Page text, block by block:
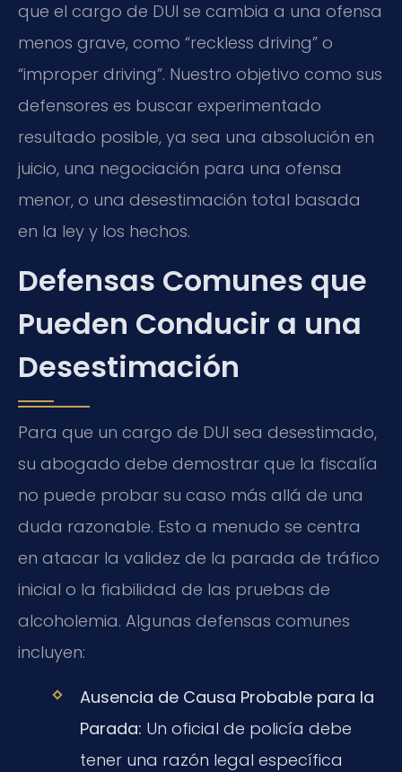
que el cargo de DUI se cambia a una ofensa
menos grave, como “reckless driving” o
“improper driving”. Nuestro objetivo como sus
defensores es buscar experimentado
resultado posible, ya sea una absolución en
juicio, una negociación para una ofensa
menor, o una desestimación total basada
en la ley y los hechos.
Defensas Comunes que
Pueden Conducir a una
Desestimación
Para que un cargo de DUI sea desestimado,
su abogado debe demostrar que la fiscalía
no puede probar su caso más allá de una
duda razonable. Esto a menudo se centra
en atacar la validez de la parada de tráfico
inicial o la fiabilidad de las pruebas de
alcoholemia. Algunas defensas comunes
incluyen:
Ausencia de Causa Probable para la
Parada: Un oficial de policía debe
tener una razón legal específica